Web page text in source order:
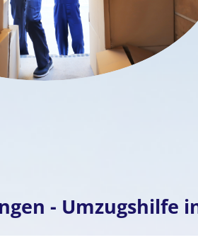
- Umzugshilfe